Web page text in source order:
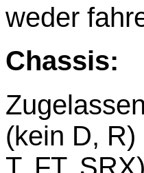
weder
Chassis:
(kein D,
T, FT,